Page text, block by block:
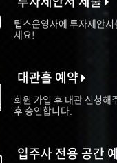
팁스운영사에 투자제안
세요!
대관홀 예약
회원 가입 후 대관 신청해
후 승인합니다.
입주사 전용 공간